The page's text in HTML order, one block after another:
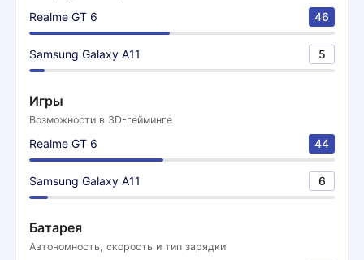
Realme GT 6 46
Samsung Galaxy A11 5
Игры
Возможности в 3D-гейминге
Realme GT 6 44
Samsung Galaxy A11 6
Батарея
Автономность, скорость и тип зарядки